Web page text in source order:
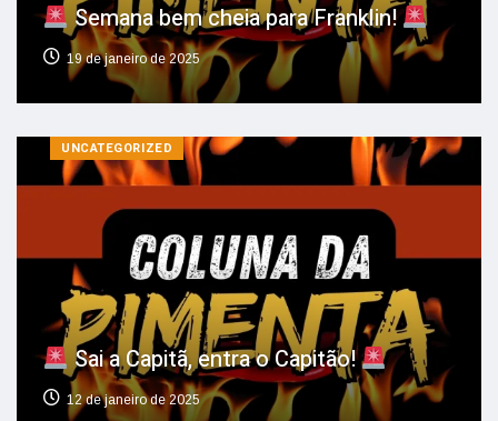
Semana bem cheia para Franklin!
19 de janeiro de 2025
UNCATEGORIZED
Sai a Capitã, entra o Capitão!
12 de janeiro de 2025